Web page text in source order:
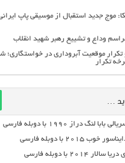
موج جدید استقبال از موسیقی پاپ
موقعیت آبروداری در خواستگاری؛
…
دراز ۱۹۹۰ با دوبله فارسی
۲۰۱۵ با دوبله فارسی
با دوبله فارسی